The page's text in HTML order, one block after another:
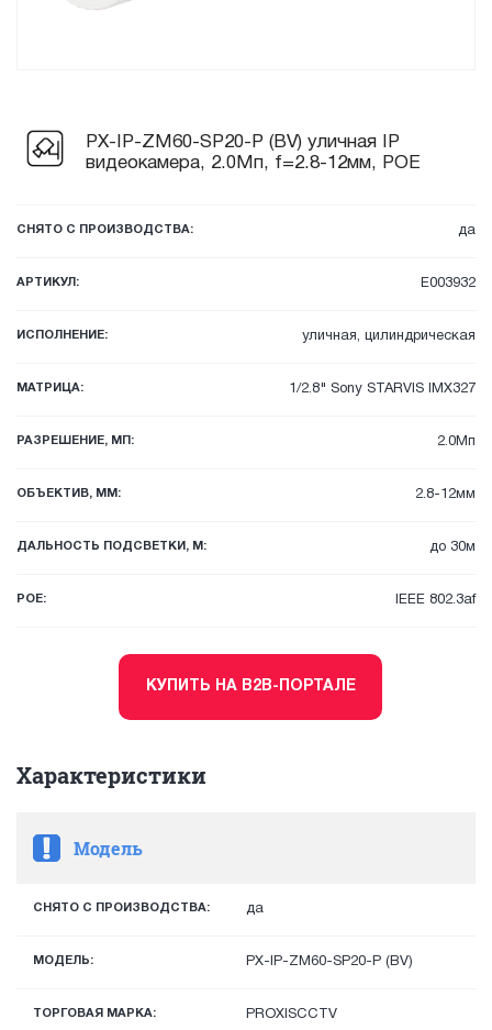
PX-IP-ZM60-SP20-P (BV) уличная IP
видеокамера, 2.0Мп, f=2.8-12мм, POE
СНЯТО С ПРОИЗВОДСТВА: да
АРТИКУЛ: E003932
ИСПОЛНЕНИЕ: уличная, цилиндрическая
МАТРИЦА: 1/2.8" Sony STARVIS IMX327
РАЗРЕШЕНИЕ, МП: 2.0Мп
ОБЪЕКТИВ, ММ: 2.8-12мм
ДАЛЬНОСТЬ ПОДСВЕТКИ, М: до 30м
POE: IEEE 802.3af
КУПИТЬ НА B2B-ПОРТАЛЕ
Характеристики
Модель
СНЯТО С ПРОИЗВОДСТВА: да
МОДЕЛЬ: PX-IP-ZM60-SP20-P (BV)
ТОРГОВАЯ МАРКА: PROXISCCTV